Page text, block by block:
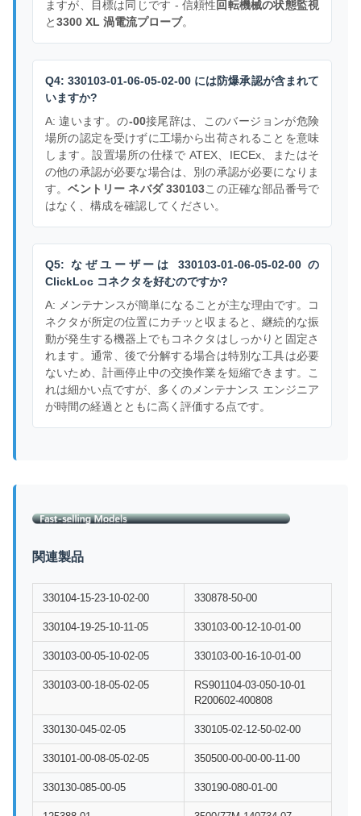
ますが、目標は同じです - 信頼性回転機械の状態監視
と3300 XL 渦電流プローブ。
Q4: 330103-01-06-05-02-00 には防爆承認が含まれて
いますか?
A: 違います。の-00接尾辞は、このバージョンが危険
場所の認定を受けずに工場から出荷されることを意味
します。設置場所の仕様で ATEX、IECEx、またはそ
の他の承認が必要な場合は、別の承認が必要になりま
す。ベントリー ネバダ 330103この正確な部品番号で
はなく、構成を確認してください。
Q5: なぜユーザーは 330103-01-06-05-02-00 の
ClickLoc コネクタを好むのですか?
A: メンテナンスが簡単になることが主な理由です。コ
ネクタが所定の位置にカチッと収まると、継続的な振
動が発生する機器上でもコネクタはしっかりと固定さ
れます。通常、後で分解する場合は特別な工具は必要
ないため、計画停止中の交換作業を短縮できます。こ
れは細かい点ですが、多くのメンテナンス エンジニア
が時間の経過とともに高く評価する点です。
関連製品
330104-15-23-10-02-00 330878-50-00
330104-19-25-10-11-05 330103-00-12-10-01-00
330103-00-05-10-02-05 330103-00-16-10-01-00
330103-00-18-05-02-05
RS901104-03-050-10-01
R200602-400808
330130-045-02-05 330105-02-12-50-02-00
330101-00-08-05-02-05 350500-00-00-00-11-00
330130-085-00-05 330190-080-01-00